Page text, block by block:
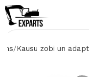
Kausu zobi un